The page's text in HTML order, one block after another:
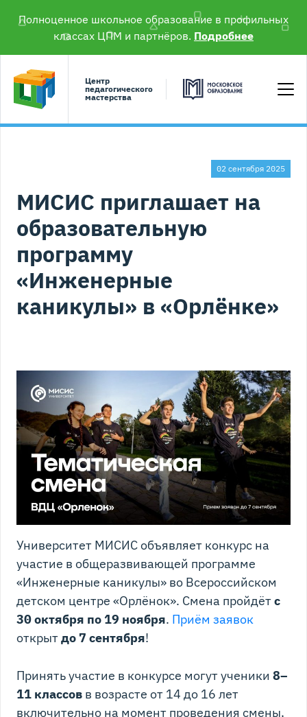
Полноценное школьное образование в профильных
классах ЦПМ и партнёров. Подробнее
Центр
педагогического
мастерства
02 сентября 2025
МИСИС приглашает на
образовательную
программу
«Инженерные
каникулы» в «Орлёнке»
Университет МИСИС объявляет конкурс на
участие в общеразвивающей программе
«Инженерные каникулы» во Всероссийском
детском центре «Орлёнок». Смена пройдётс
30 октября по 19 ноября. Приём заявок
открытдо 7 сентября!
Принять участие в конкурсе могут ученики 8–
11 классов в возрасте от 14 до 16 лет
включительно на момент проведения смены,